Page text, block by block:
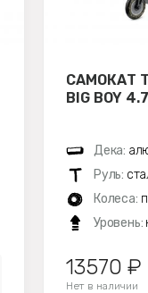
САМОКАТ
BIG BOY
Дека:
Руль:
Колеса:
Уровень:
13570 ₽
Нет в наличии